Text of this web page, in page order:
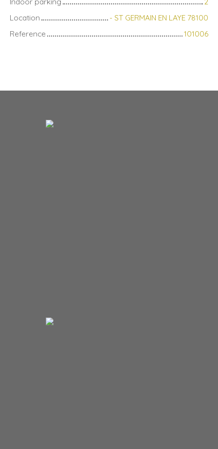
Location
- ST GERMAIN EN LAYE 78100
Reference
101006